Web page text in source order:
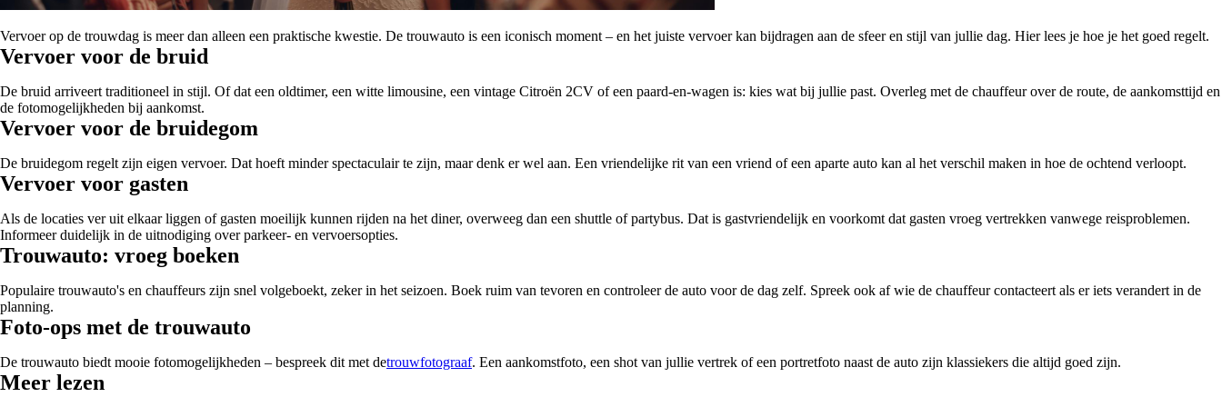
Vervoer op de trouwdag is meer dan alleen een praktische kwestie. De trouwauto is een iconisch moment – en het juiste vervoer kan bijdragen aan de sfeer en stijl van jullie dag. Hier lees je hoe je het goed regelt.
Vervoer voor de bruid
De bruid arriveert traditioneel in stijl. Of dat een oldtimer, een witte limousine, een vintage Citroën 2CV of een paard-en-wagen is: kies wat bij jullie past. Overleg met de chauffeur over de route, de aankomsttijd en
de fotomogelijkheden bij aankomst.
Vervoer voor de bruidegom
De bruidegom regelt zijn eigen vervoer. Dat hoeft minder spectaculair te zijn, maar denk er wel aan. Een vriendelijke rit van een vriend of een aparte auto kan al het verschil maken in hoe de ochtend verloopt.
Vervoer voor gasten
Als de locaties ver uit elkaar liggen of gasten moeilijk kunnen rijden na het diner, overweeg dan een shuttle of partybus. Dat is gastvriendelijk en voorkomt dat gasten vroeg vertrekken vanwege reisproblemen.
Informeer duidelijk in de uitnodiging over parkeer- en vervoersopties.
Trouwauto: vroeg boeken
Populaire trouwauto's en chauffeurs zijn snel volgeboekt, zeker in het seizoen. Boek ruim van tevoren en controleer de auto voor de dag zelf. Spreek ook af wie de chauffeur contacteert als er iets verandert in de
planning.
Foto-ops met de trouwauto
De trouwauto biedt mooie fotomogelijkheden – bespreek dit met detrouwfotograaf. Een aankomstfoto, een shot van jullie vertrek of een portretfoto naast de auto zijn klassiekers die altijd goed zijn.
Meer lezen